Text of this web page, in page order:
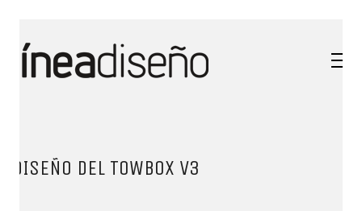
DISEÑO DEL TOWBOX V3